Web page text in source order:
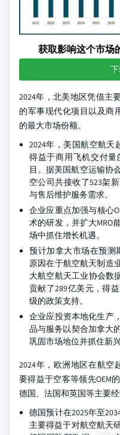
获取影响这个市场
2024年，北美地区凭借主
的军事现代化项目以及商
的最大市场份额。
2024年，美国航空航天
得益于商用飞机交付
目。据美国航空运输协
空公司共接收了523架
与售后维护服务需求。
企业应重点加强与核心
术的研发，并扩大MRO
场中抓住增长机遇。
预计加拿大市场在预测
原因在于航空航天制造
大航空航天工业协会数
贡献了289亿美元，得
级的政策支持。
企业应投资本地化生产
品与服务以契合加拿大
巩固市场地位并抓住新
2024年，欧洲地区在航空
要得益于空客等领先OEM
德国、法国和英国等主要
德国预计在2025年至
主要得益于对航空航天